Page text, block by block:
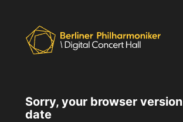
Sorry, your browser
date